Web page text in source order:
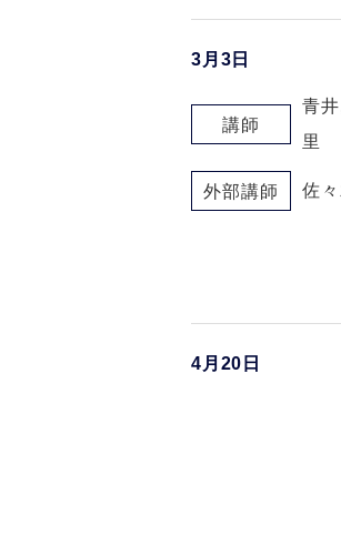
3月3日
講師
青
里
外部講師 佐
4月20日